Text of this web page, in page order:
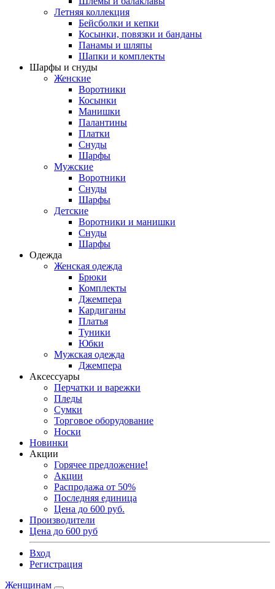
Летняя коллекция
Бейсболки и кепки
Косынки, повязки и банданы
Панамы и шляпы
Шапки и комплекты
Шарфы и снуды
Женские
Воротники
Косынки
Манишки
Палантины
Платки
Снуды
Шарфы
Мужские
Воротники
Снуды
Шарфы
Детские
Воротники и манишки
Снуды
Шарфы
Одежда
Женская одежда
Брюки
Комплекты
Джемпера
Кардиганы
Платья
Туники
Юбки
Мужская одежда
Джемпера
Аксессуары
Перчатки и варежки
Пледы
Сумки
Торговое оборудование
Носки
Новинки
Акции
Горячее предложение!
Акции
Распродажа от 50%
Последняя единица
Цена до 600 руб.
Производители
Цена до 600 руб
Вход
Регистрация
Женщинам